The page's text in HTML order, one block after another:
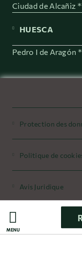
MENU
Ciudad de Alcañiz
HUESCA
Pedro I de Aragón
Protection des
Politique de
Avis Juridique